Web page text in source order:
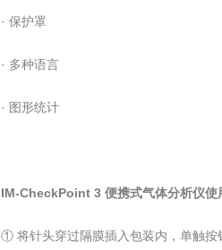
· 保护罩
· 多种语言
· 图形统计
IM-CheckPoint 3 便携式气体分析仪使用
① 将针头穿过隔膜插入包装内，单触